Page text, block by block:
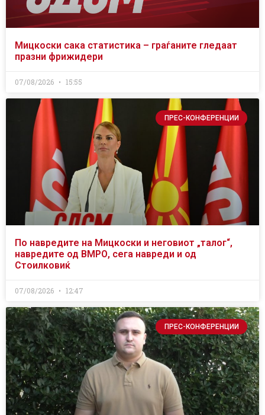
Мицкоски сака статистика – граѓаните гледаат
празни фрижидери
07/08/2026 15:55
ПРЕС-КОНФЕРЕНЦИИ
По навредите на Мицкоски и неговиот „талог“,
навредите од ВМРО, сега навреди и од
Стоилковиќ
07/08/2026 12:47
ПРЕС-КОНФЕРЕНЦИИ